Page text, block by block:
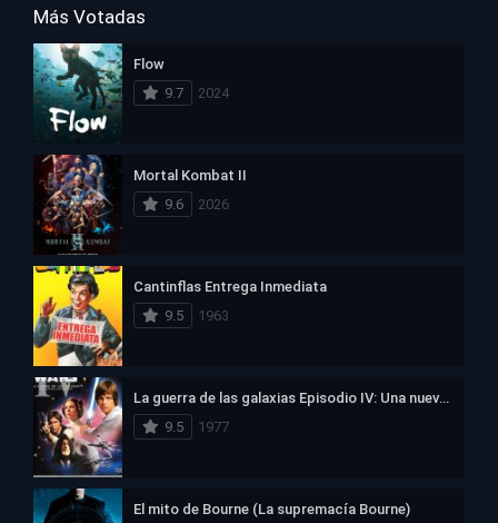
Más Votadas
Flow
9.7
2024
Mortal Kombat II
9.6
2026
Cantinflas Entrega Inmediata
9.5
1963
La guerra de las galaxias Episodio IV: Una nueva esperanza
9.5
1977
El mito de Bourne (La supremacía Bourne)